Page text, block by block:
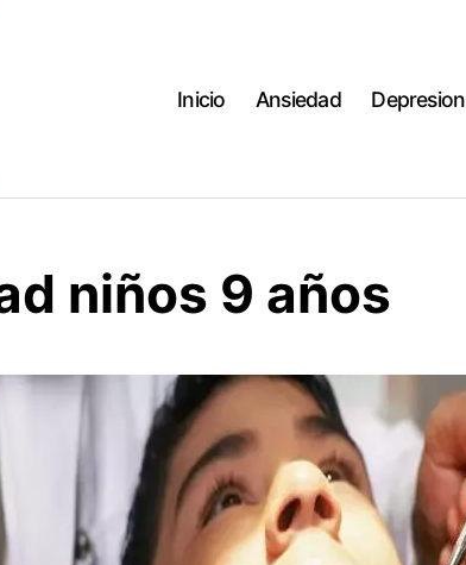
Inicio Ansiedad Depresion
niños 9 años